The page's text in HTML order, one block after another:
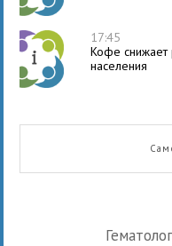
17:45
Кофе снижает
населения